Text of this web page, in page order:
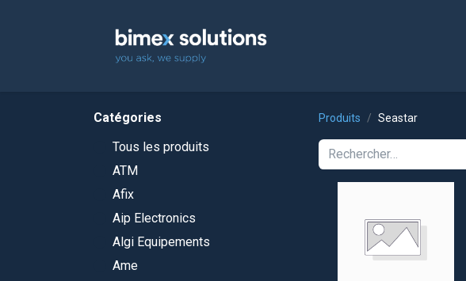
Catégories
Tous les produits
ATM
Afix
Aip Electronics
Algi Equipements
Ame
Produits Seastar